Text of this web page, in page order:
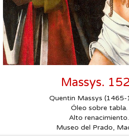
Massys.
Quentin Massys (1465-
Óleo sobre tabla.
Alto renacimiento.
Museo del Prado,